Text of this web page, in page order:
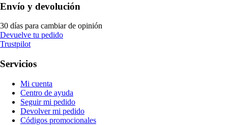
Envío y devolución
30 días para cambiar de opinión
Devuelve tu pedido
Trustpilot
Servicios
Mi cuenta
Centro de ayuda
Seguir mi pedido
Devolver mi pedido
Códigos promocionales